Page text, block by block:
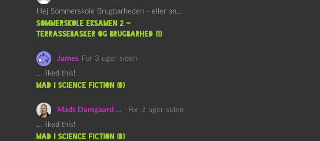
Hej Sommerskole Brugbarheden - eller anvendeligheden - af "Øl&Ævl" er…
Sommerskole Eksamen 2 –
Terrassebasker og Brugbarhed (1)
James For 3 uger siden
… liked this!
mad i science fiction (0)
Mads Damgaard Mortensen (Å)
For 3 uger siden
… liked this!
mad i science fiction (0)